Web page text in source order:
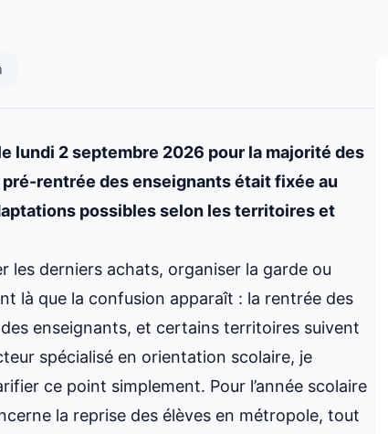
lundi 2 septembre 2026 pour la majorité des
rentrée des enseignants était fixée au
possibles selon les territoires et
les derniers achats, organiser la garde ou
là que la confusion apparaît : la rentrée des
enseignants, et certains territoires suivent
spécialisé en orientation scolaire, je
ce point simplement. Pour l’année scolaire
la reprise des élèves en métropole, tout